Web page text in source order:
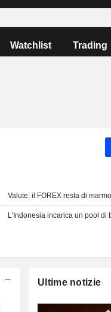
Watchlist Trading
Ultime notizie